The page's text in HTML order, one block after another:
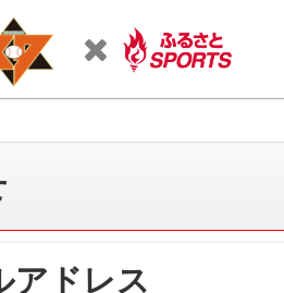
アドレス